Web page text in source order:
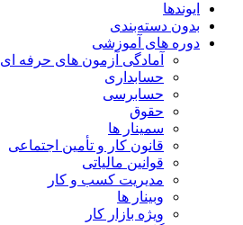
ایوندها
بدون دسته‌بندی
دوره های آموزشی
آمادگی آزمون های حرفه ای
حسابداری
حسابرسی
حقوق
سمینار ها
قانون کار و تأمین اجتماعی
قوانین مالیاتی
مدیریت کسب و کار
وبینار ها
ویژه بازار کار